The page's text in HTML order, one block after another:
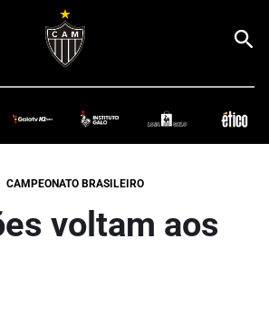
CAMPEONATO BRASILEIRO
voltam aos